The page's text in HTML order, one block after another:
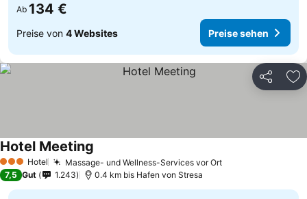
Ab 134 €
Preise von 4 Websites Preise sehen
Teilen
3 SterneHotel Massage- und Wellness-Services vor Ort
Hotel Meeting
7,5 Gut 1.243 0.4 km bis Hafen von Stresa